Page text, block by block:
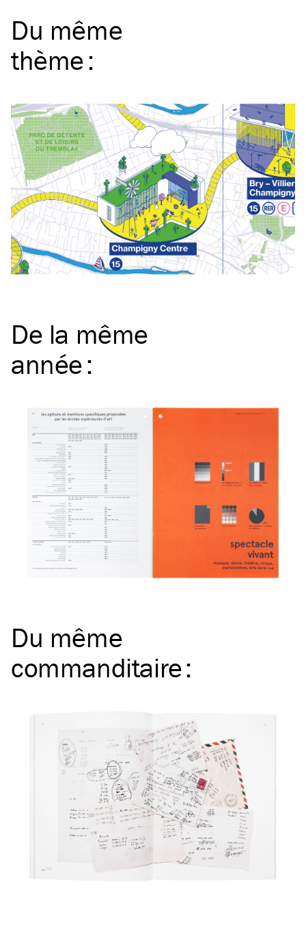
Du même
thème:
De la même
année:
Du même
commanditaire: